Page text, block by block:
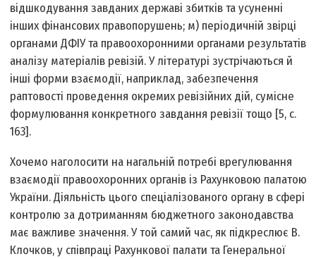
відшкодування завданих державі збитків та усуненні
інших фінансових правопорушень; м) періодичній звірці
органами ДФІУ та правоохоронними органами результатів
аналізу матеріалів ревізій. У літературі зустрічаються й
інші форми взаємодії, наприклад, забезпечення
раптовості проведення окремих ревізійних дій, сумісне
формулювання конкретного завдання ревізії тощо [5, с.
163].
Хочемо наголосити на нагальній потребі врегулювання
взаємодії правоохоронних органів із Рахунковою палатою
України. Діяльність цього спеціалізованого органу в сфері
контролю за дотриманням бюджетного законодавства
має важливе значення. У той самий час, як підкреслює В.
Клочков, у співпраці Рахункової палати та Генеральної